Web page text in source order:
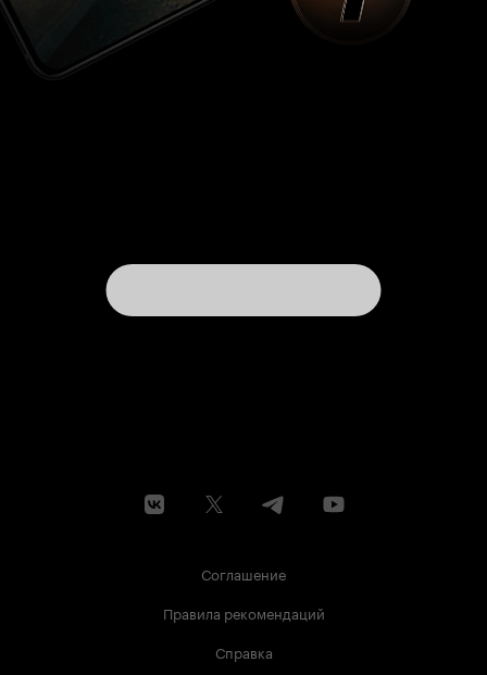
Соглашение
Правила рекомендаций
Справка